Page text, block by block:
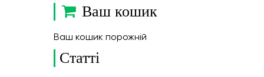
Ваш кошик
Ваш кошик порожній
Статті